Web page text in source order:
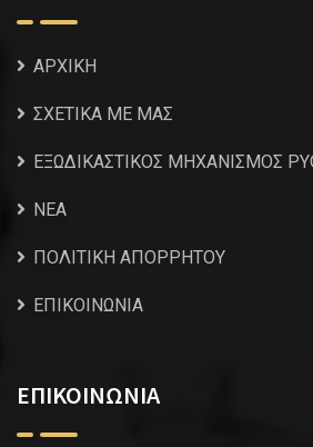
ΑΡΧΙΚΗ
ΣΧΕΤΙΚΑ ΜΕ ΜΑΣ
ΕΞΩΔΙΚΑΣΤΙΚΟΣ ΜΗΧΑΝΙΣΜΟΣ
NEA
ΠΟΛΙΤΙΚΗ ΑΠΟΡΡΗΤΟΥ
ΕΠΙΚΟΙΝΩΝΙΑ
ΕΠΙΚΟΙΝΩΝΙΑ